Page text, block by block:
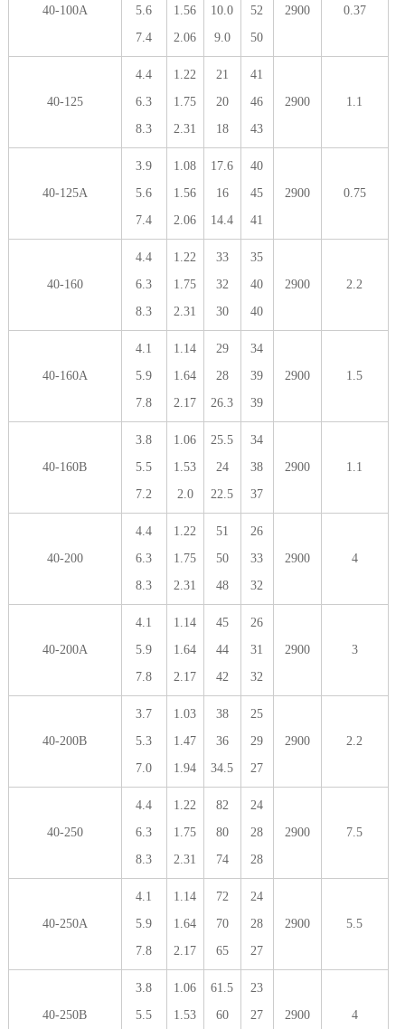
40-100A
5.6
7.4
1.56
2.06
10.0
9.0
52
50
2900 0.37
40-125
4.4
6.3
8.3
1.22
1.75
2.31
21
20
18
41
46
43
2900 1.1
40-125A
3.9
5.6
7.4
1.08
1.56
2.06
17.6
16
14.4
40
45
41
2900 0.75
40-160
4.4
6.3
8.3
1.22
1.75
2.31
33
32
30
35
40
40
2900 2.2
40-160A
4.1
5.9
7.8
1.14
1.64
2.17
29
28
26.3
34
39
39
2900 1.5
40-160B
3.8
5.5
7.2
1.06
1.53
2.0
25.5
24
22.5
34
38
37
2900 1.1
40-200
4.4
6.3
8.3
1.22
1.75
2.31
51
50
48
26
33
32
2900 4
40-200A
4.1
5.9
7.8
1.14
1.64
2.17
45
44
42
26
31
32
2900 3
40-200B
3.7
5.3
7.0
1.03
1.47
1.94
38
36
34.5
25
29
27
2900 2.2
40-250
4.4
6.3
8.3
1.22
1.75
2.31
82
80
74
24
28
28
2900 7.5
40-250A
4.1
5.9
7.8
1.14
1.64
2.17
72
70
65
24
28
27
2900 5.5
40-250B
3.8
5.5
1.06
1.53
61.5
60
23
27
2900 4